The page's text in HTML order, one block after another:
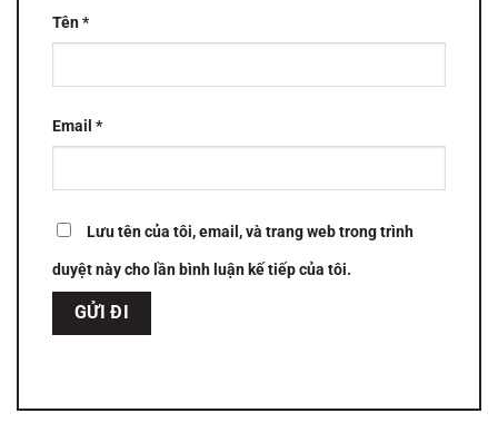
Tên*
Email *
Lưu tên của tôi, email, và trang web trong trình
duyệt này cho lần bình luận kế tiếp của tôi.